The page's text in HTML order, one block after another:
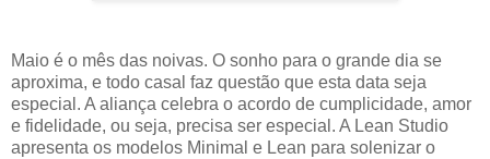
Maio é o mês das noivas. O sonho para o grande dia se
aproxima, e todo casal faz questão que esta data seja
especial. A aliança celebra o acordo de cumplicidade, amor
e fidelidade, ou seja, precisa ser especial. A Lean Studio
apresenta os modelos Minimal e Lean para solenizar o